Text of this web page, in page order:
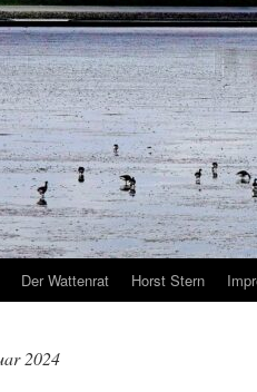
Der Wattenrat Horst Stern
2024